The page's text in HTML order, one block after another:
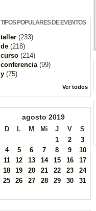
TIPOS POPULARES DE EVENTOS
taller (233)
de (218)
curso (214)
conferencia(99)
y (75)
Ver todos
agosto 2019
D L M Mi J V
S
1
2
3
4
5 6 7 8 9
10
11
12 13 14 15 16
17
18
19 20 21 22 23
24
25
26 27 28 29 30 31